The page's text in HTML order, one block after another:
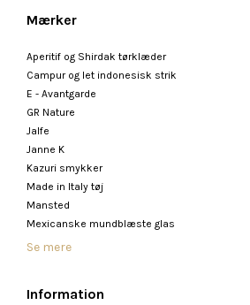
Mærker
Aperitif og Shirdak tørklæder
Campur og let indonesisk strik
E - Avantgarde
GR Nature
Jalfe
Janne K
Kazuri smykker
Made in Italy tøj
Mansted
Mexicanske mundblæste glas
Se mere
Information